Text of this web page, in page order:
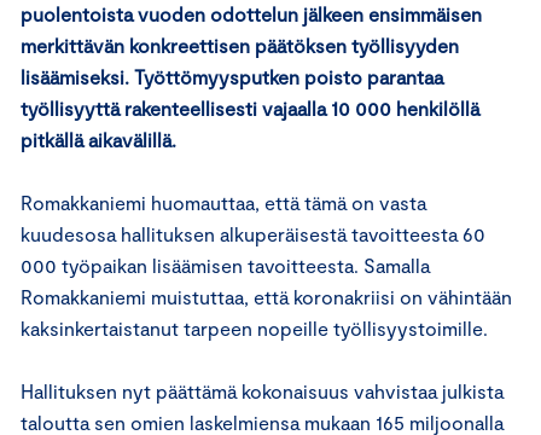
puolentoista vuoden odottelun jälkeen ensimmäisen
merkittävän konkreettisen päätöksen työllisyyden
lisäämiseksi. Työttömyysputken poisto parantaa
työllisyyttä rakenteellisesti vajaalla 10 000 henkilöllä
pitkällä aikavälillä.
Romakkaniemi huomauttaa, että tämä on vasta
kuudesosa hallituksen alkuperäisestä tavoitteesta 60
000 työpaikan lisäämisen tavoitteesta. Samalla
Romakkaniemi muistuttaa, että koronakriisi on vähintään
kaksinkertaistanut tarpeen nopeille työllisyystoimille.
Hallituksen nyt päättämä kokonaisuus vahvistaa julkista
taloutta sen omien laskelmiensa mukaan 165 miljoonalla